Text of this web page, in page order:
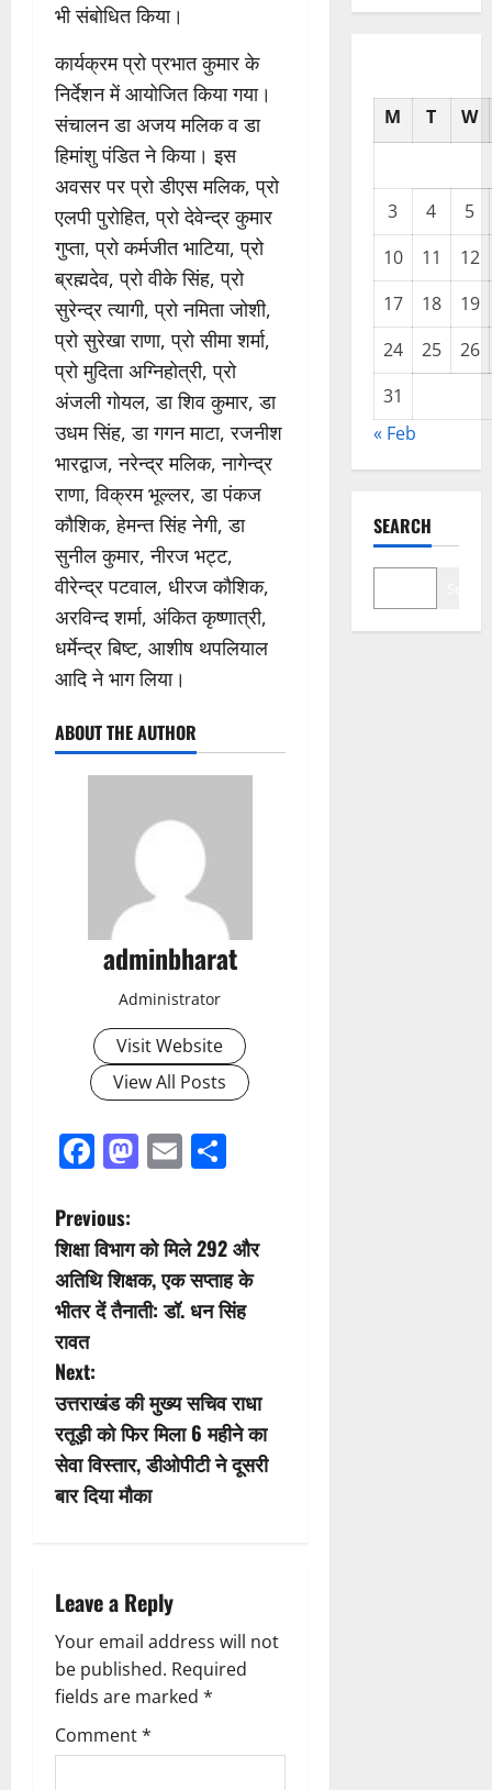
भी संबोधित किया।
कार्यक्रम प्रो प्रभात कुमार के
निर्देशन में आयोजित किया गया।
संचालन डा अजय मलिक व डा
हिमांशु पंडित ने किया। इस
अवसर पर प्रो डीएस मलिक, प्रो
एलपी पुरोहित, प्रो देवेन्द्र कुमार
गुप्ता, प्रो कर्मजीत भाटिया, प्रो
ब्रह्मदेव, प्रो वीके सिंह, प्रो
सुरेन्द्र त्यागी, प्रो नमिता जोशी,
प्रो सुरेखा राणा, प्रो सीमा शर्मा,
प्रो मुदिता अग्निहोत्री, प्रो
अंजली गोयल, डा शिव कुमार, डा
उधम सिंह, डा गगन माटा, रजनीश
भारद्वाज, नरेन्द्र मलिक, नागेन्द्र
राणा, विक्रम भूल्लर, डा पंकज
कौशिक, हेमन्त सिंह नेगी, डा
सुनील कुमार, नीरज भट्ट,
वीरेन्द्र पटवाल, धीरज कौशिक,
अरविन्द शर्मा, अंकित कृष्णात्री,
धर्मेन्द्र बिष्ट, आशीष थपलियाल
आदि ने भाग लिया।
ABOUT THE AUTHOR
adminbharat
Administrator
Visit Website
View All Posts
Facebook
Mastodon
Email
P
o
s
t
n
a
v
g
a
t
i
Previous:
शिक्षा विभाग को मिले 292 और
अतिथि शिक्षक, एक सप्ताह के
भीतर दें तैनाती: डॉ. धन सिंह
रावत
Next:
उत्तराखंड की मुख्य सचिव राधा
रतूड़ी को फिर मिला 6 महीने का
सेवा विस्तार, डीओपीटी ने दूसरी
बार दिया मौका
Leave a Reply
Your email address will not
be published. Required
fields are marked *
Comment*
M T W
3 4
5
10
11
12
17
18
19
24
25
26
31
« Feb
SEARCH